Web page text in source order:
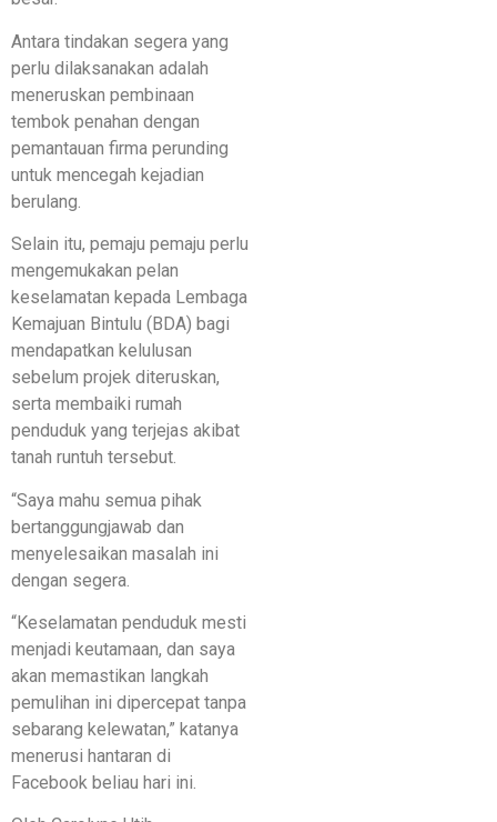
Antara tindakan segera yang
perlu dilaksanakan adalah
meneruskan pembinaan
tembok penahan dengan
pemantauan firma perunding
untuk mencegah kejadian
berulang.
Selain itu, pemaju pemaju perlu
mengemukakan pelan
keselamatan kepada Lembaga
Kemajuan Bintulu (BDA) bagi
mendapatkan kelulusan
sebelum projek diteruskan,
serta membaiki rumah
penduduk yang terjejas akibat
tanah runtuh tersebut.
“Saya mahu semua pihak
bertanggungjawab dan
menyelesaikan masalah ini
dengan segera.
“Keselamatan penduduk mesti
menjadi keutamaan, dan saya
akan memastikan langkah
pemulihan ini dipercepat tanpa
sebarang kelewatan,” katanya
menerusi hantaran di
Facebook beliau hari ini.